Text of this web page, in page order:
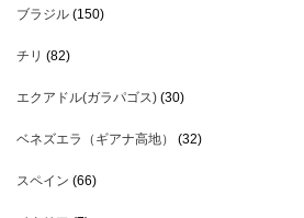
ブラジル (150)
チリ (82)
エクアドル(ガラパゴス) (30)
ベネズエラ（ギアナ高地） (32)
スペイン (66)